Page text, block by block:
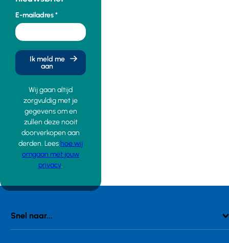
E-mailadres
Ik meld me
aan
Wij gaan altijd
zorgvuldig met je
gegevens om en
zullen deze nooit
doorverkopen aan
derden. Lees hoe wij
omgaan met jouw
privacy.
Snel naar...